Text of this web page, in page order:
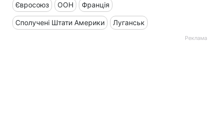
Євросоюз ООН Франція
Сполучені Штати Америки Луганськ